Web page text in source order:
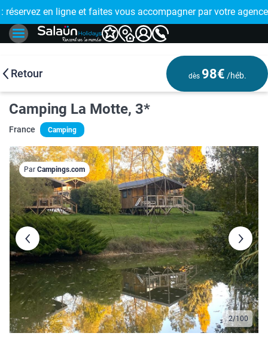
!
: réservez en ligne et faites vous accompagner par votre
🤩
Retour dès 98€ /héb.
Camping La Motte, 3*
France Camping
3/100
Par Campings.com